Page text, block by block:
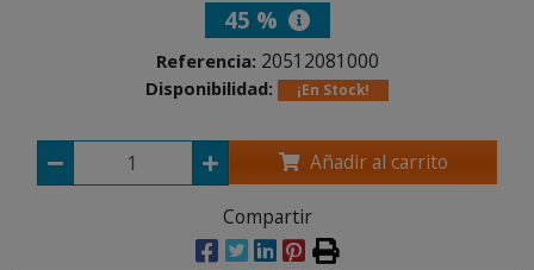
45 %
Referencia: 20512081000
Disponibilidad: ¡En Stock!
Añadir al carrito
Compartir